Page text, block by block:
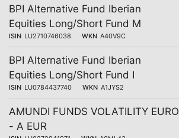
BPI Alternative Fund Iberian
Equities Long/Short Fund M
ISIN LU2710746038 WKN A40V9C
BPI Alternative Fund Iberian
Equities Long/Short Fund I
ISIN LU0784437740 WKN A1JYS2
AMUNDI FUNDS VOLATILITY EURO
- A EUR